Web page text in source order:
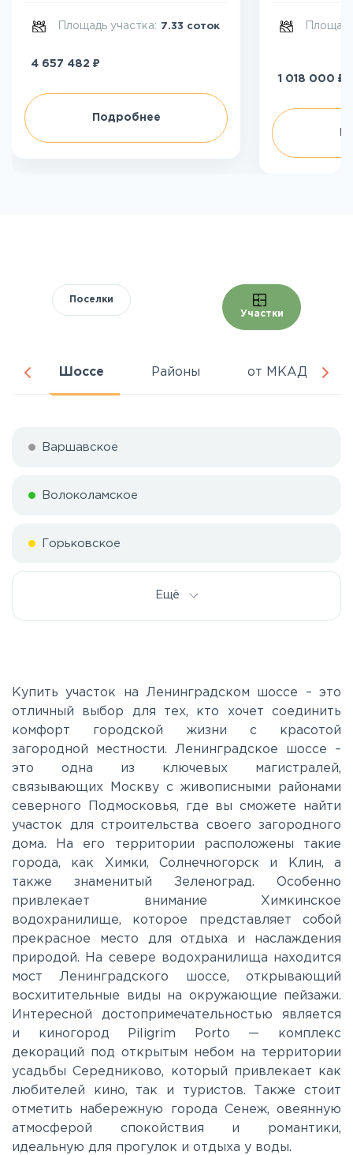
Площадь участка: 7.33 соток
4 657 482 ₽
Подробнее
1 018 000 ₽
Поселки
Участки
Шоссе Районы от МКАД
Варшавское
Волоколамское
Горьковское
Калужское
Каширское
Киевское
Ленинградское
Лихачевское
Минское
Можайское
Новорязанское
Носовихинское
Ещё
Купить участок на Ленинградском шоссе – это
отличный выбор для тех, кто хочет соединить
комфорт городской жизни с красотой
загородной местности. Ленинградское шоссе –
это одна из ключевых магистралей,
связывающих Москву с живописными районами
северного Подмосковья, где вы сможете найти
участок для строительства своего загородного
дома. На его территории расположены такие
города, как Химки, Солнечногорск и Клин, а
также знаменитый Зеленоград. Особенно
привлекает внимание Химкинское
водохранилище, которое представляет собой
прекрасное место для отдыха и наслаждения
природой. На севере водохранилища находится
мост Ленинградского шоссе, открывающий
восхитительные виды на окружающие пейзажи.
Интересной достопримечательностью является
и киногород Piligrim Porto — комплекс
декораций под открытым небом на территории
усадьбы Середниково, который привлекает как
любителей кино, так и туристов. Также стоит
отметить набережную города Сенеж, овеянную
атмосферой спокойствия и романтики,
идеальную для прогулок и отдыха у воды.